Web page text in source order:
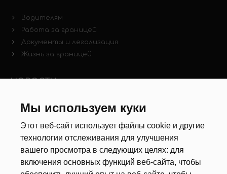
Мы используем куки
Этот веб-сайт использует файлы cookie и другие
технологии отслеживания для улучшения
вашего просмотра в следующих целях: для
включения основных функций веб-сайта, чтобы
Водителям
Работа за границей
Документы и легализация
Жизнь за границей
НОВОСТИ
Новости рынка труда
Анкета